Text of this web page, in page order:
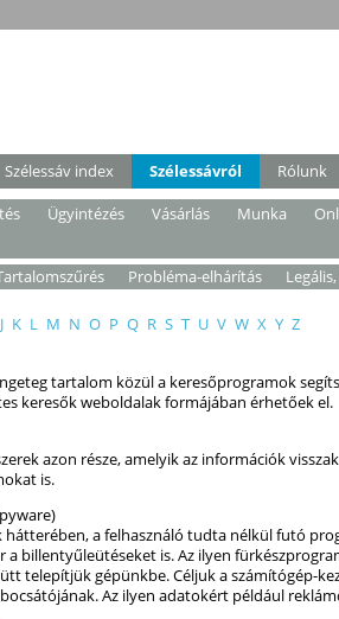
Szélessáv index Szélessávról
Rólunk
Ügyintézés Vásárlás Munka
Probléma-elhárítás
J K L M N O P Q R S T U V W X Y Z
tartalom közül a keresőprogramok
keresők weboldalak formájában érhetőek el.
azon része, amelyik az információk
is.
hátterében, a felhasználó tudta nélkül futó
a billentyűleütéseket is. Az ilyen
telepítjük gépünkbe. Céljuk a számítógép-
Az ilyen adatokért például